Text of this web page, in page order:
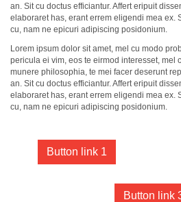
an. Sit cu doctus efficiantur. Affert eripuit
elaboraret has, erant errem eligendi mea ex.
cu, nam ne epicuri adipiscing posidonium.
Lorem ipsum dolor sit amet, mel cu modo
pericula ei vim, eos te eirmod interesset, mel
munere philosophia, te mei facer deserunt
an. Sit cu doctus efficiantur. Affert eripuit
elaboraret has, erant errem eligendi mea ex.
cu, nam ne epicuri adipiscing posidonium.
Button link 1
Button link